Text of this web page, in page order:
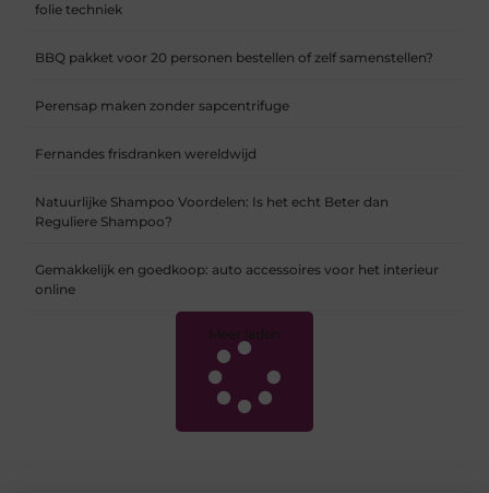
folie techniek
BBQ pakket voor 20 personen bestellen of zelf samenstellen?
Perensap maken zonder sapcentrifuge
Fernandes frisdranken wereldwijd
Natuurlijke Shampoo Voordelen: Is het echt Beter dan
Reguliere Shampoo?
Gemakkelijk en goedkoop: auto accessoires voor het interieur
online
Meer laden